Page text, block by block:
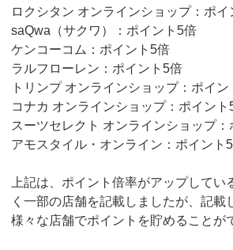
ロクシタン オンラインショップ：ポイ
saQwa（サクワ）：ポイント5倍
ケンコーコム：ポイント5倍
ラルフローレン：ポイント5倍
トリンプ オンラインショップ：ポイン
コナカ オンラインショップ：ポイント
スーツセレクト オンラインショップ
アモスタイル・オンライン：ポイント
上記は、ポイント倍率がアップしてい
く一部の店舗を記載しましたが、記載
様々な店舗でポイントを貯めることが